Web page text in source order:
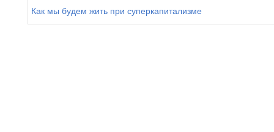
Как мы будем жить при суперкапитализме